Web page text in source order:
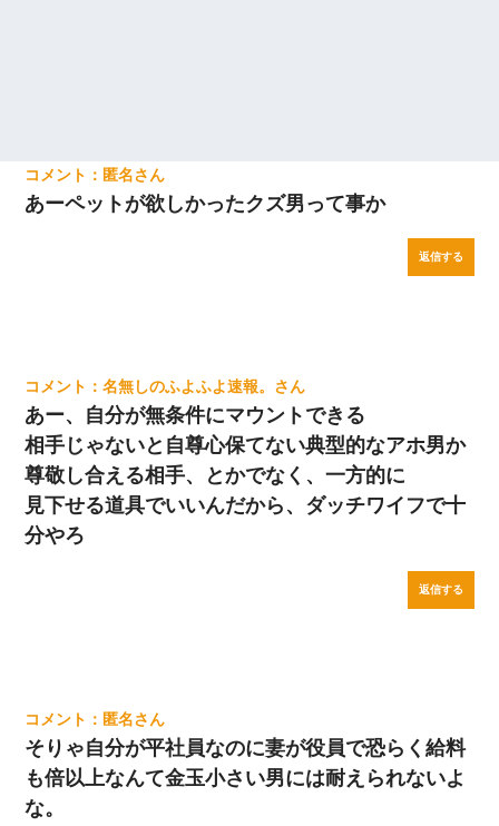
匿名
あーペットが欲しかったクズ男って事か
返信する
名無しのふよふよ速報。
あー、自分が無条件にマウントできる
相手じゃないと自尊心保てない典型的なアホ男か
尊敬し合える相手、とかでなく、一方的に
見下せる道具でいいんだから、ダッチワイフで十
分やろ
返信する
匿名
そりゃ自分が平社員なのに妻が役員で恐らく給料
も倍以上なんて金玉小さい男には耐えられないよ
な。